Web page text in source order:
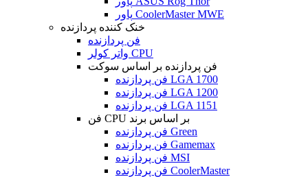
پاور CoolerMaster MWE
خنک کننده پردازنده
فن پردازنده
واتر کولر CPU
فن پردازنده بر اساس سوکت
فن پردازنده LGA 1700
فن پردازنده LGA 1200
فن پردازنده LGA 1151
فن CPU بر اساس برند
فن پردازنده Green
فن پردازنده Gamemax
فن پردازنده MSI
فن پردازنده CoolerMaster